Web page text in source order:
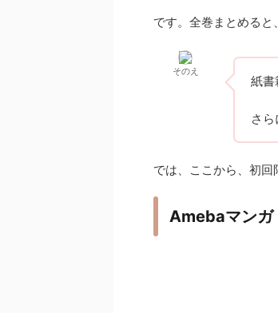
です。全巻まとめると、
そのえ
紙書
さ
では、ここから、初回
Amebaマンガ